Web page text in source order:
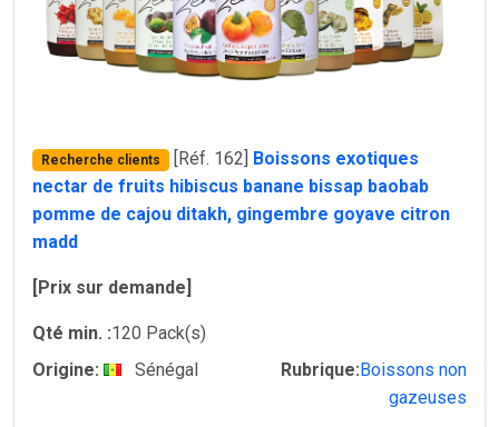
Recherche clients [Réf. 162] Boissons exotiques
nectar de fruits hibiscus banane bissap baobab
pomme de cajou ditakh, gingembre goyave citron
madd
[Prix sur demande]
Qté min. :120 Pack(s)
Origine:
Sénégal Rubrique:Boissons non
gazeuses